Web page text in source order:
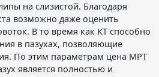
на слизистой. Благодаря
возможно даже оценить
В то время как КТ способно
в пазухах, позволяющие
По этим параметрам цена МРТ
является полностью и